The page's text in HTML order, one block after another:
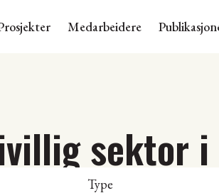
Medarbeidere
sektor i
Type